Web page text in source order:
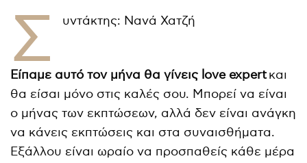
Σ υντάκτης: Νανά Χατζή
Είπαμε αυτό τον μήνα θα γίνεις love expertκαι
θα είσαι μόνο στις καλές σου. Μπορεί να είναι
ο μήνας των εκπτώσεων, αλλά δεν είναι ανάγκη
να κάνεις εκπτώσεις και στα συναισθήματα.
Εξάλλου είναι ωραίο να προσπαθείς κάθε μέρα